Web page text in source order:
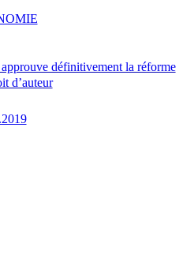
définitivement la réforme
d’auteur